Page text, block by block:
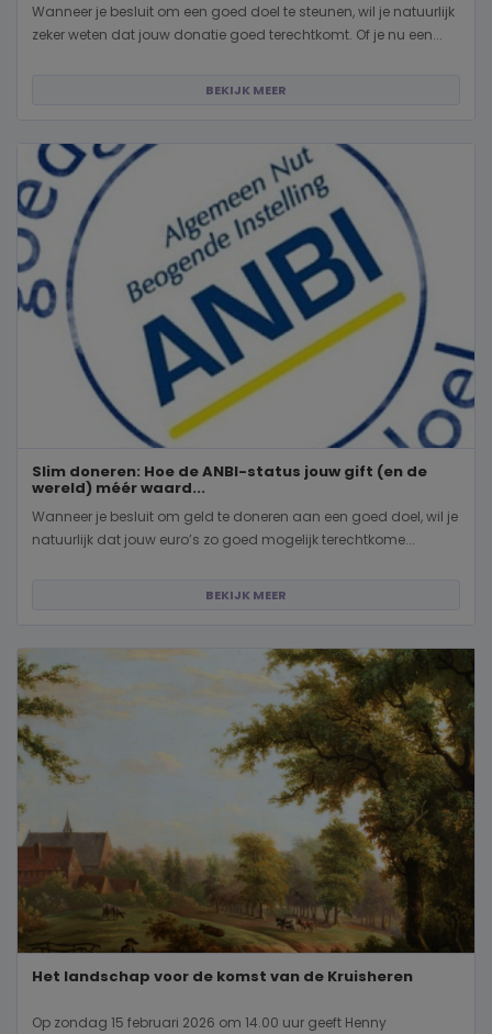
Wanneer je besluit om een goed doel te steunen, wil je natuurlijk
zeker weten dat jouw donatie goed terechtkomt. Of je nu een...
BEKIJK MEER
Slim doneren: Hoe de ANBI-status jouw gift (en de
wereld) méér waard...
Wanneer je besluit om geld te doneren aan een goed doel, wil je
natuurlijk dat jouw euro’s zo goed mogelijk terechtkome...
BEKIJK MEER
Het landschap voor de komst van de Kruisheren
Op zondag 15 februari 2026 om 14.00 uur geeft Henny